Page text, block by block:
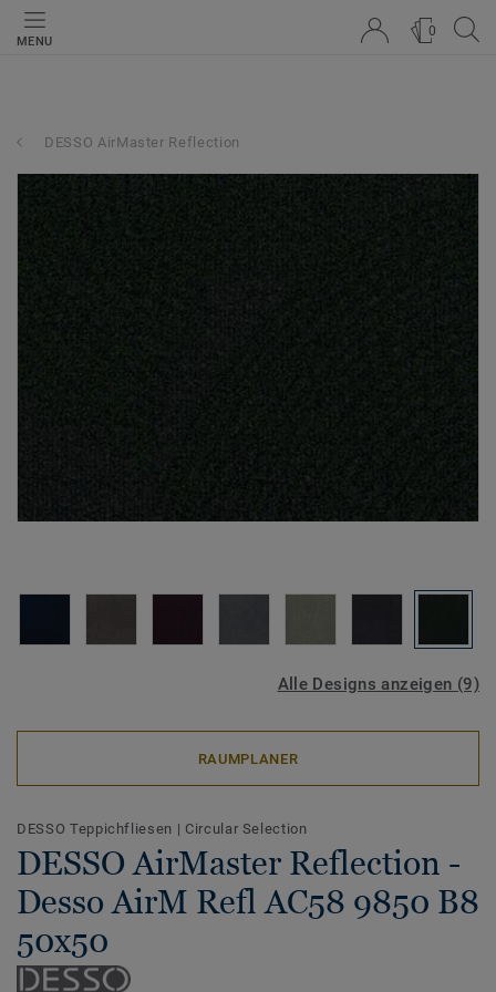
MENU
0
DESSO AirMaster Reflection
Alle Designs anzeigen (9)
RAUMPLANER
DESSO Teppichfliesen | Circular Selection
DESSO AirMaster Reflection -
Desso AirM Refl AC58 9850 B8
50x50